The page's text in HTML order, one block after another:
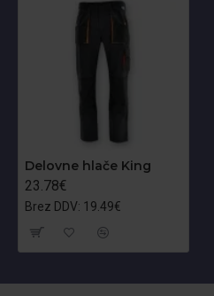
Delovne hlače King
23.78€
Brez DDV: 19.49€